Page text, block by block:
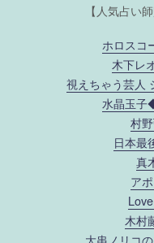
【人気占い
ホロスコ
木下レ
視えちゃう芸人
水晶玉子
村
日本最
真
ア
木村
大串ノリコ